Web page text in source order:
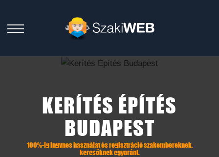
KERÍTÉS ÉPÍTÉS
BUDAPEST
100%-ig ingynes használat és regisztráció szakembereknek,
keresőknek egyaránt.